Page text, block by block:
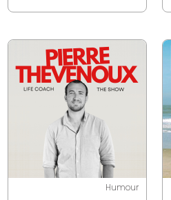
Humour